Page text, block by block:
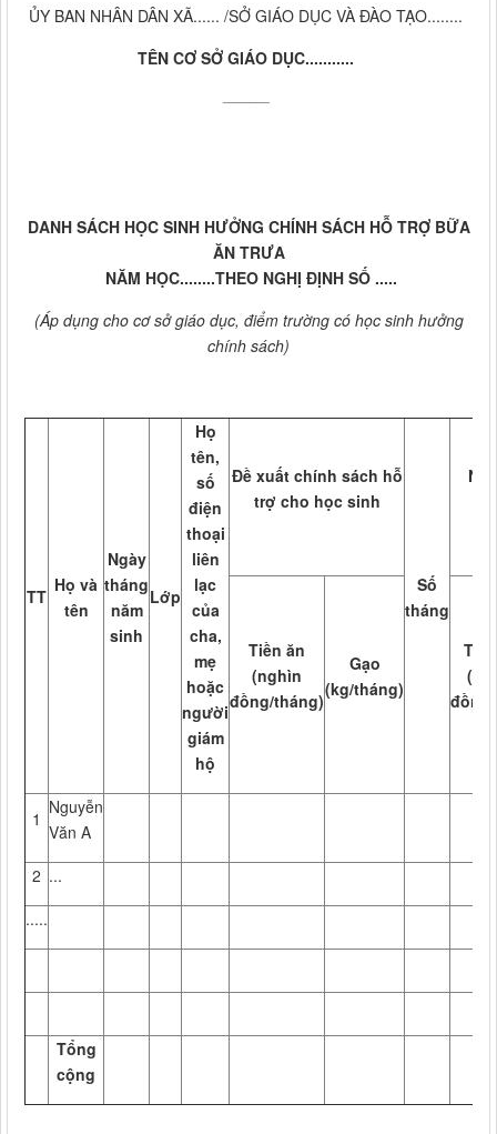
ỦY BAN NHÂN DÂN XÃ...... /SỞ GIÁO DỤC VÀ ĐÀO TẠO........
TÊN CƠ SỞ GIÁO DỤC...........
DANH SÁCH HỌC SINH HƯỞNG CHÍNH SÁCH HỖ TRỢ BỮA
ĂN TRƯA
NĂM HỌC........THEO NGHỊ ĐỊNH SỐ .....
(Áp dụng cho cơ sở giáo dục, điểm trường có học sinh hưởng
chính sách)
TT
Họ và
tên
Ngày
tháng
năm
sinh
Lớp
Họ
tên,
số
điện
thoại
liên
lạc
của
cha,
mẹ
hoặc
người
giám
hộ
Đề xuất chính sách hỗ
trợ cho học sinh
Số
tháng
Tiền ăn
(nghìn
đồng/tháng)
Gạo
(kg/tháng)
1
Nguyễn
Văn A
2 ...
.....
Tổng
cộng